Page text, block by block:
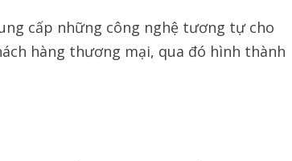
cấp những công nghệ tương tự cho
hàng thương mại, qua đó hình thành